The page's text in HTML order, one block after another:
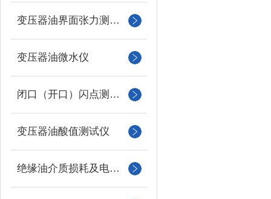
变压器油界面张力测试仪
变压器油微水仪
闭口（开口）闪点测定仪
变压器油酸值测试仪
绝缘油介质损耗及电阻率测试仪